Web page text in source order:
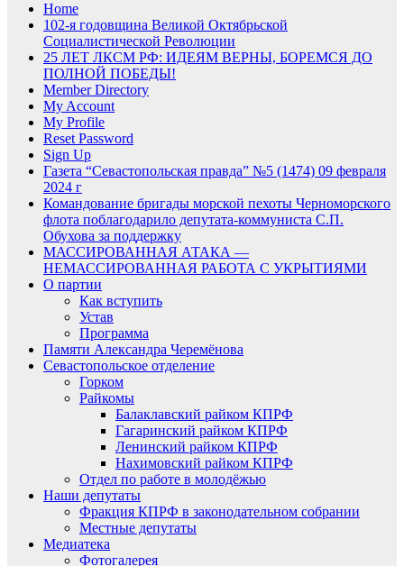
Home
102-я годовщина Великой Октябрьской
Социалистической Революции
25 ЛЕТ ЛКСМ РФ: ИДЕЯМ ВЕРНЫ, БОРЕМСЯ ДО
ПОЛНОЙ ПОБЕДЫ!
Member Directory
My Account
My Profile
Reset Password
Sign Up
Газета “Севастопольская правда” №5 (1474) 09 февраля
2024 г
Командование бригады морской пехоты Черноморского
флота поблагодарило депутата-коммуниста С.П.
Обухова за поддержку
МАССИРОВАННАЯ АТАКА —
НЕМАССИРОВАННАЯ РАБОТА С УКРЫТИЯМИ
О партии
Как вступить
Устав
Программа
Памяти Александра Черемёнова
Севастопольское отделение
Горком
Райкомы
Балаклавский райком КПРФ
Гагаринский райком КПРФ
Ленинский райком КПРФ
Нахимовский райком КПРФ
Отдел по работе в молодёжью
Наши депутаты
Фракция КПРФ в законодательном собрании
Местные депутаты
Медиатека
Фотогалерея